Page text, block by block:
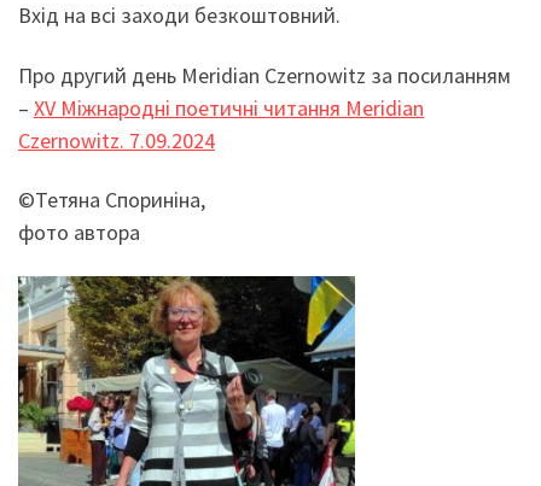
Вхід на всі заходи безкоштовний.
Про другий день Meridian Czernowitz за посиланням
– ХV Міжнародні поетичні читання Meridian
Czernowitz. 7.09.2024
©Тетяна Спориніна,
фото автора